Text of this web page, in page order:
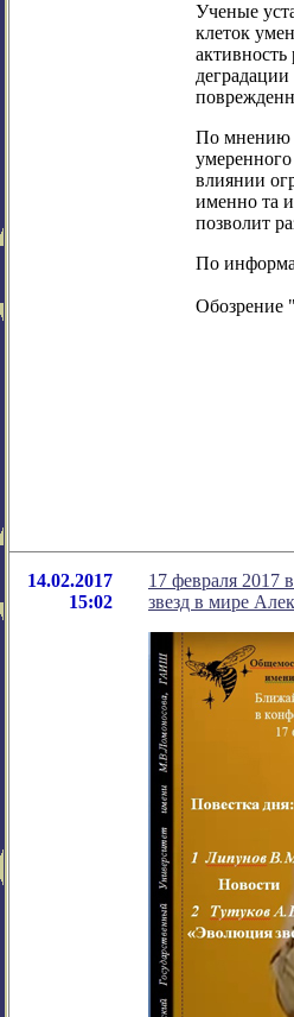
Ученые
клеток
По мнению
влиянии
именно та
позволит
По
Обозрение
14.02.2017
15:02
17 февраля 2017
звезд в мире